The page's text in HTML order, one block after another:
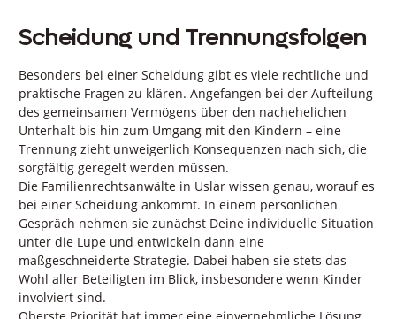
Scheidung und Trennungsfolgen
Besonders bei einer Scheidung gibt es viele rechtliche und
praktische Fragen zu klären. Angefangen bei der Aufteilung
des gemeinsamen Vermögens über den nachehelichen
Unterhalt bis hin zum Umgang mit den Kindern – eine
Trennung zieht unweigerlich Konsequenzen nach sich, die
sorgfältig geregelt werden müssen.
Die Familienrechtsanwälte in Uslar wissen genau, worauf es
bei einer Scheidung ankommt. In einem persönlichen
Gespräch nehmen sie zunächst Deine individuelle Situation
unter die Lupe und entwickeln dann eine
maßgeschneiderte Strategie. Dabei haben sie stets das
Wohl aller Beteiligten im Blick, insbesondere wenn Kinder
involviert sind.